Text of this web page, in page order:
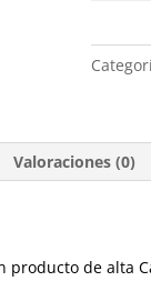
Valoraciones (0)
producto de alta